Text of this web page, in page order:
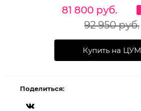
81 800 руб.
92 950 руб.
Купить на ЦУМ
Поделиться: